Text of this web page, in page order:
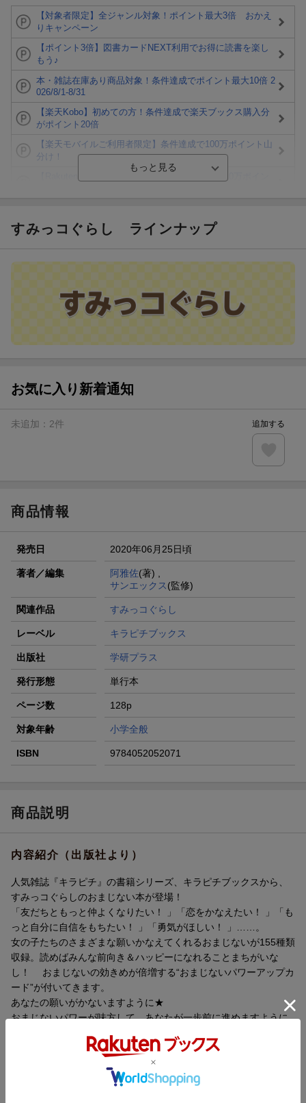
【対象者限定】全ジャンル対象！ポイント最大3倍 おかえ
りキャンペーン
【ポイント3倍】図書カードNEXT利用でお得に読書を楽し
もう♪
本・雑誌在庫あり商品対象！条件達成でポイント最大10倍 2
026/8/1-8/31
【楽天Kobo】初めての方！条件達成で楽天ブックス購入分
がポイント20倍
【楽天モバイルご利用者限定】条件達成で100万ポイント山
分け！
が当たる！
条件達成で楽天限定・宝塚歌劇 宙組貸切公演ペアチケット
が当たる
すみっコぐらし ラインナップ
お気に入り新着通知
未追加： 2件 追加する
商品情報
発売日 2020年06月25日頃
著者／編集 阿雅佐(著) ,
サンエックス(監修)
関連作品 すみっコぐらし
レーベル キラピチブックス
出版社 学研プラス
発行形態 単行本
ページ数 128p
対象年齢 小学全般
ISBN 9784052052071
商品説明
内容紹介（出版社より）
人気雑誌『キラピチ』の書籍シリーズ、キラピチブックスから、
すみっコぐらしのおまじない本が登場！
「友だちともっと仲よくなりたい！ 」「恋をかなえたい！ 」「も
っと自分に自信をもちたい！ 」「勇気がほしい！ 」……。
女の子たちのさまざまな願いかなえてくれるおまじないが155種類
収録。読めばみんな前向き＆ハッピーになれることまちがいな
し！ おまじないの効きめが倍増する“おまじないパワーアップカ
ード”が付いてきます。
あなたの願いがかないますように★
おまじないパワーが味方して、あなたが一歩前に進めますように
内容紹介（JPROより）